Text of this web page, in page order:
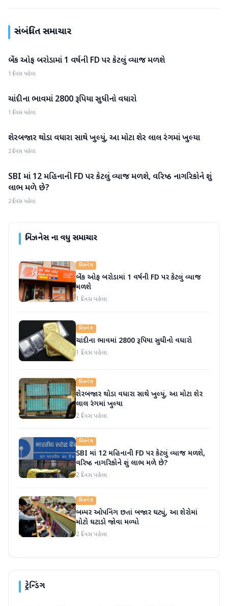
સંબંધિત સમાચાર
બિઝનેસ
બેંક ઓફ બરોડામાં 1 વર્ષની FD પર કેટલું વ્યાજ મળશે
1 દિવસ પહેલા
બિઝનેસ
ચાંદીના ભાવમાં 2800 રૂપિયા સુધીનો વધારો
1 દિવસ પહેલા
બિઝનેસ
શેરબજાર થોડા વધારા સાથે ખુલ્યું, આ મોટા શેર લાલ રંગમાં ખુલ્યા
2 દિવસ પહેલા
બિઝનેસ
SBI માં 12 મહિનાની FD પર કેટલું વ્યાજ મળશે, વરિષ્ઠ નાગરિકોને શું
લાભ મળે છે?
2 દિવસ પહેલા
બિઝનેસના વધુ સમાચાર
બિઝનેસ
બેંક ઓફ બરોડામાં 1 વર્ષની FD પર કેટલું વ્યાજ
મળશે
1 દિવસ પહેલા
બિઝનેસ
ચાંદીના ભાવમાં 2800 રૂપિયા સુધીનો વધારો
1 દિવસ પહેલા
બિઝનેસ
શેરબજાર થોડા વધારા સાથે ખુલ્યું, આ મોટા શેર
લાલ રંગમાં ખુલ્યા
2 દિવસ પહેલા
બિઝનેસ
SBI માં 12 મહિનાની FD પર કેટલું વ્યાજ મળશે,
વરિષ્ઠ નાગરિકોને શું લાભ મળે છે?
2 દિવસ પહેલા
બિઝનેસ
બમ્પર ઓપનિંગ છતાં બજાર ઘટ્યું, આ શેરોમાં
મોટો ઘટાડો જોવા મળ્યો
2 દિવસ પહેલા
ટ્રેન્ડિંગ